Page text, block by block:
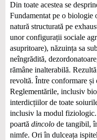
Din toate acestea se
Fundamentat pe o biologie
natură structurată pe
unor configurații sociale
asupritoare), năzuința sa
neîngrădită,
rămâne inalterabilă.
revoltă. Între conformare
Reglementările, inclusiv
interdicțiilor de toate
inclusiv la modul
poartă dincolode tangibil,
nimfe. Ori în dulceața